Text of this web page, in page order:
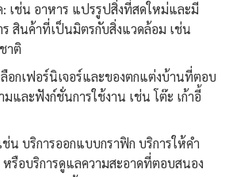
เช่น อาหาร แปรรูปสิ่งที่สดใหม่และมี
สินค้าที่เป็นมิตรกับสิ่งแวดล้อม เช่น
าติ
อกเฟอร์นิเจอร์และของตกแต่งบ้านที่ตอบ
มและฟังก์ชั่นการใช้งาน เช่น โต๊ะ เก้าอี้
ช่น บริการออกแบบกราฟิก บริการให้คำ
รือบริการดูแลความสะอาดที่ตอบสนอง